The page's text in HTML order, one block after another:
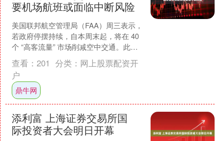
要机场航班或面临中断风险
美国联邦航空管理局（FAA）周三表示，
若政府停摆持续，自本周末起，将在 40
个 “高客流量” 市场削减空中交通。此
前，美国各机场已经历了迄今为止最混
乱的一个周....
查看： 201 分类： 网上股票配资开
户
鼎牛网
添利富 上海证券交易所国
际投资者大会明日开幕